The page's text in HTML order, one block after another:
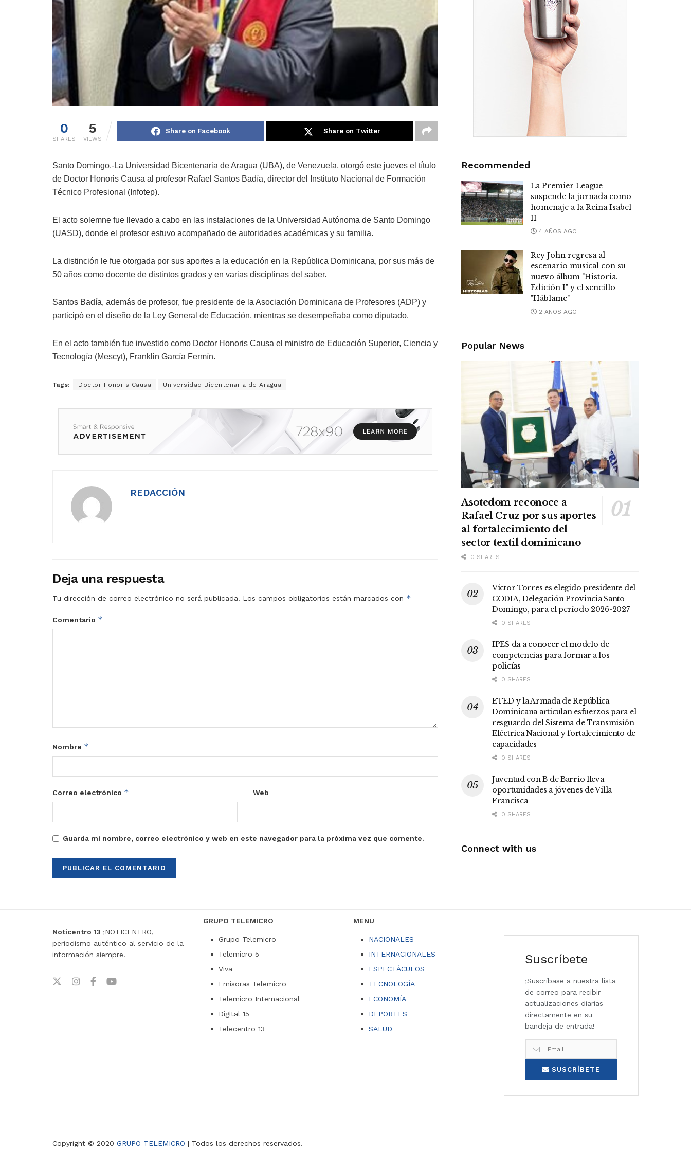
0
SHARES
5
VIEWS
Share on Facebook Share on Twitter
Santo Domingo.-La Universidad Bicentenaria de Aragua (UBA), de Venezuela, otorgó este jueves el título
de Doctor Honoris Causa al profesor Rafael Santos Badía, director del Instituto Nacional de Formación
Técnico Profesional (Infotep).
El acto solemne fue llevado a cabo en las instalaciones de la Universidad Autónoma de Santo Domingo
(UASD), donde el profesor estuvo acompañado de autoridades académicas y su familia.
La distinción le fue otorgada por sus aportes a la educación en la República Dominicana, por sus más de
50 años como docente de distintos grados y en varias disciplinas del saber.
Santos Badía, además de profesor, fue presidente de la Asociación Dominicana de Profesores (ADP) y
participó en el diseño de la Ley General de Educación, mientras se desempeñaba como diputado.
En el acto también fue investido como Doctor Honoris Causa el ministro de Educación Superior, Ciencia y
Tecnología (Mescyt), Franklin García Fermín.
Tags: Doctor Honoris Causa Universidad Bicentenaria de Aragua
REDACCIÓN
Deja una respuesta
Tu dirección de correo electrónico no será publicada. Los campos obligatorios están marcados con *
Comentario *
Nombre *
Correo electrónico * Web
Guarda mi nombre, correo electrónico y web en este navegador para la próxima vez que comente.
Recommended
La Premier League
suspende la jornada como
homenaje a la Reina Isabel
II
4 AÑOS AGO
Rey John regresa al
escenario musical con su
nuevo álbum "Historia.
Edición I" y el sencillo
"Háblame"
2 AÑOS AGO
Popular News
Asotedom reconoce a
Rafael Cruz por sus aportes
al fortalecimiento del
sector textil dominicano
0 SHARES
Víctor Torres es elegido presidente del
CODIA, Delegación Provincia Santo
Domingo, para el período 2026-2027
0 SHARES
IPES da a conocer el modelo de
competencias para formar a los
policías
0 SHARES
ETED y la Armada de República
Dominicana articulan esfuerzos para el
resguardo del Sistema de Transmisión
Eléctrica Nacional y fortalecimiento de
capacidades
0 SHARES
Juventud con B de Barrio lleva
oportunidades a jóvenes de Villa
Francisca
0 SHARES
Connect with us
Noticentro 13 ¡NOTICENTRO,
periodismo auténtico al servicio de la
información siempre!
GRUPO TELEMICRO
Grupo Telemicro
Telemicro 5
Viva
Emisoras Telemicro
Telemicro Internacional
Digital 15
Telecentro 13
MENU
NACIONALES
INTERNACIONALES
ESPECTÁCULOS
TECNOLOGÍA
ECONOMÍA
DEPORTES
SALUD
Suscríbete
¡Suscríbase a nuestra lista
de correo para recibir
actualizaciones diarias
directamente en su
bandeja de entrada!
SUSCRÍBETE
Copyright © 2020 GRUPO TELEMICRO | Todos los derechos reservados.